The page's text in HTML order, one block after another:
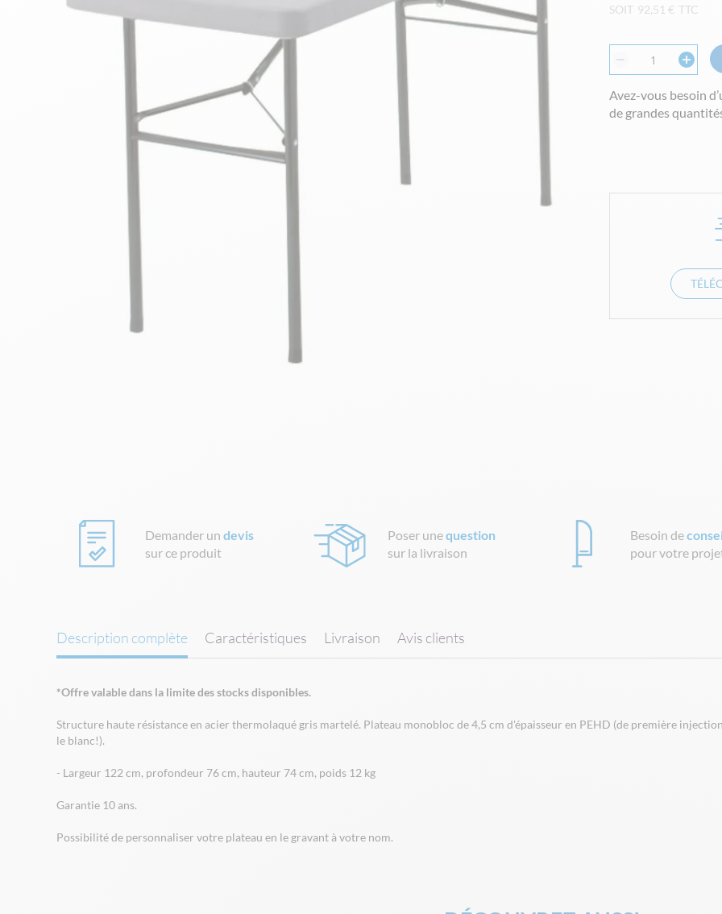
SOIT 92,51 € TTC
Avez-vous besoin
de grandes
Demander undevis
sur ce produit
Poser unequestion
sur la livraison
Besoin de
pour votre
Description complète
*Offre valable dans la limite des stocks disponibles.
Structure haute résistance en acier thermolaqué gris martelé. Plateau monobloc de 4,5 cm d'épaisseur en PEHD (de première
le blanc!).
- Largeur 122 cm, profondeur 76 cm, hauteur 74 cm, poids 12 kg
Garantie 10 ans.
Possibilité de personnaliser votre plateau en le gravant à votre nom.
Caractéristiques Livraison Avis clients